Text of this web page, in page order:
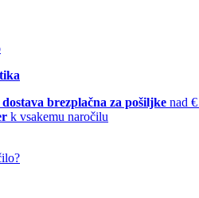
brezplačna za pošiljke nad
k vsakemu naročilu